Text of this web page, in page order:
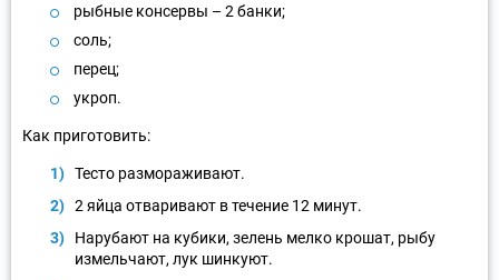
рыбные консервы – 2 банки;
соль;
перец;
укроп.
Как приготовить:
Тесто размораживают.
2 яйца отваривают в течение 12 минут.
Нарубают на кубики, зелень мелко крошат, рыбу
измельчают, лук шинкуют.